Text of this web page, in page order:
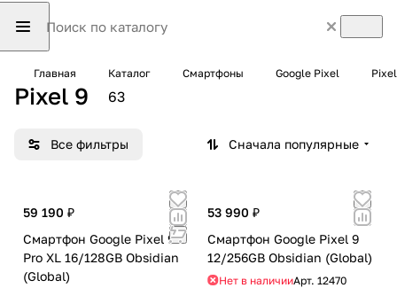
Главная Каталог Смартфоны Google Pixel
Pixel 9 63
Все фильтры Сначала популярные
59 190 ₽
Смартфон Google Pixel 9
Pro XL 16/128GB Obsidian
(Global)
53 990 ₽
Смартфон Google Pixel 9
12/256GB Obsidian (Global)
Нет в наличииАрт. 12470